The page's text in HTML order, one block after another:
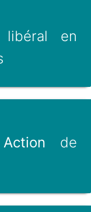
libéral en
Action de